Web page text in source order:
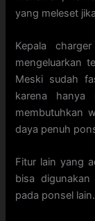
yang meleset
Kepala
mengeluarkan
Meski sudah
karena hanya
membutuhkan
daya penuh
Fitur lain yang
bisa
pada ponsel